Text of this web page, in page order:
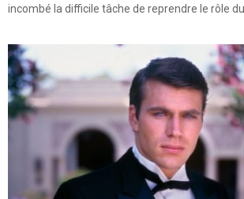
incombé la difficile tâche de reprendre le rôle